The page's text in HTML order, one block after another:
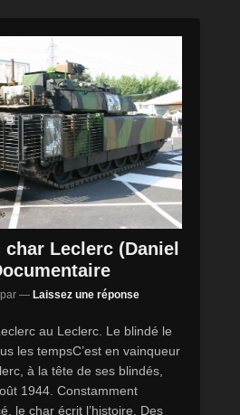
char Leclerc (Daniel
par — Laissez une réponse
au Leclerc. Le blindé le
les tempsC’est en vainqueur
à la tête de ses blindés,
1944. Constamment
le char écrit l’histoire. Des